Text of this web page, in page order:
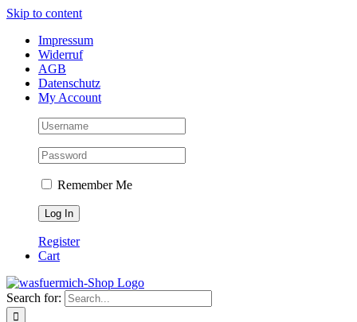
Skip to content
Impressum
Widerruf
AGB
Datenschutz
My Account
Remember Me
Register
Cart
Search for: